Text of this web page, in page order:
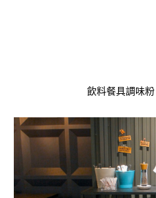
飲料餐具調味